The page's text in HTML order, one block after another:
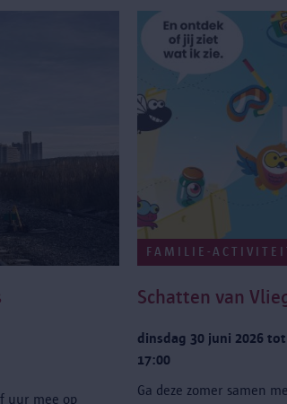
uur mee op
FAMILIE-
Schatten van
dinsdag 30 juni 2026
17:00
Ga deze zomer samen